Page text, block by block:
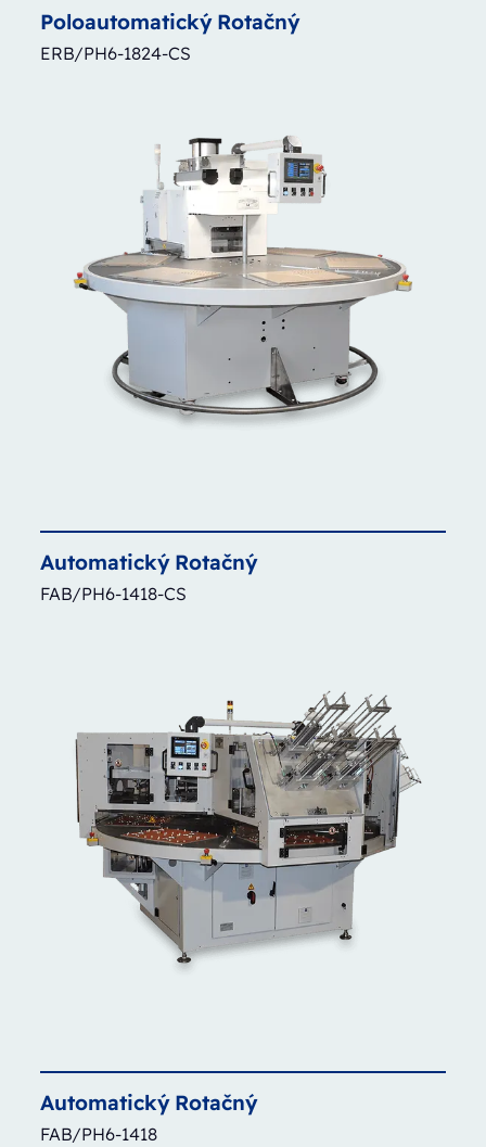
Poloautomatický Rotačný
ERB/PH6-1824-CS
Automatický Rotačný
FAB/PH6-1418-CS
Automatický Rotačný
FAB/PH6-1418